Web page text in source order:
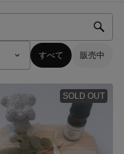
すべて 販売中
SOLD OUT